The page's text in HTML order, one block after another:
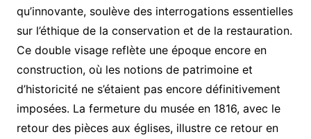
qu’innovante, soulève des interrogations essentielles
sur l’éthique de la conservation et de la restauration.
Ce double visage reflète une époque encore en
construction, où les notions de patrimoine et
d’historicité ne s’étaient pas encore définitivement
imposées. La fermeture du musée en 1816, avec le
retour des pièces aux églises, illustre ce retour en